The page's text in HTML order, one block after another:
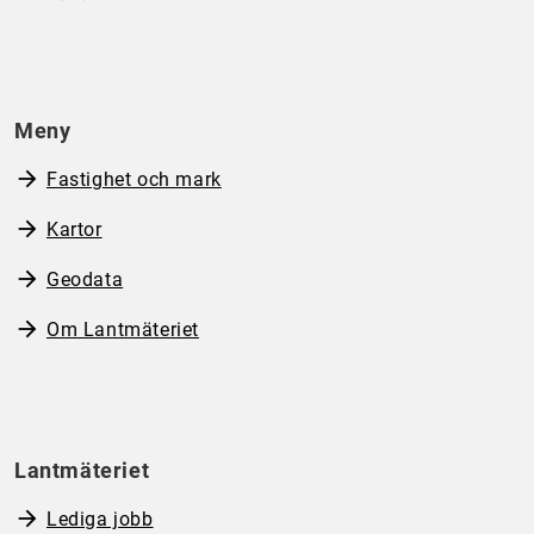
Meny
Fastighet och mark
Kartor
Geodata
Om Lantmäteriet
Lantmäteriet
Lediga jobb